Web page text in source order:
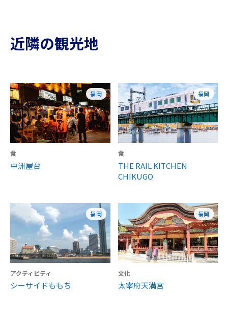
近隣の観光地
福岡
食
中洲屋台
福岡
食
THE RAIL KITCHEN
CHIKUGO
福岡
アクティビティ
シーサイドももち
福岡
文化
太宰府天満宮